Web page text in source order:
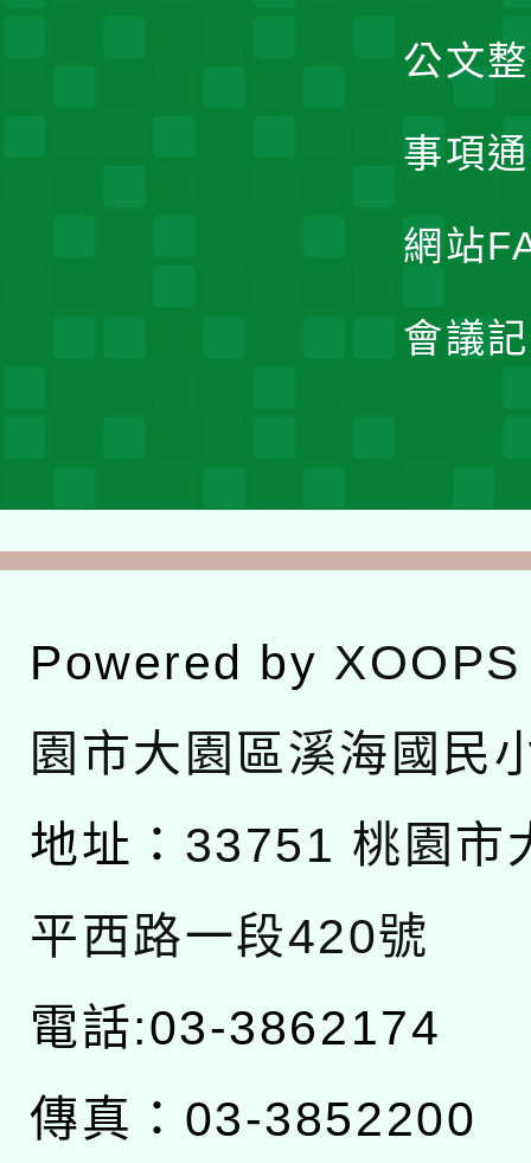
公文
事項
網站
會議
Powered by XOOPS
園市大園區溪海國民
地址： 33751 桃園市
平西路一段420號
電話:03-3862174
傳真：03-3852200